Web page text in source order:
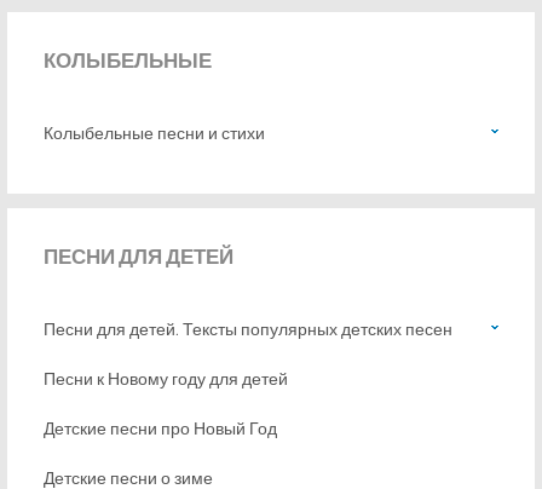
КОЛЫБЕЛЬНЫЕ
Колыбельные песни и стихи
ПЕСНИДЛЯ ДЕТЕЙ
Песни для детей. Тексты популярных детских песен
Песни к Новому году для детей
Детские песни про Новый Год
Детские песни о зиме